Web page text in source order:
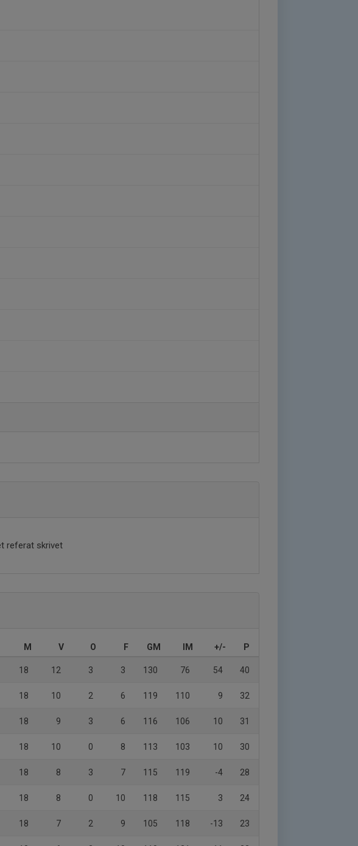
referat skrivet
M V O F GM IM +/- P
18 12 3 3 130 76 54 40
18 10 2 6 119 110 9 32
18 9 3 6 116 106 10 31
18 10 0 8 113 103 10 30
18 8 3 7 115 119 -4 28
18 8 0 10 118 115 3 24
18 7 2 9 105 118 -13 23